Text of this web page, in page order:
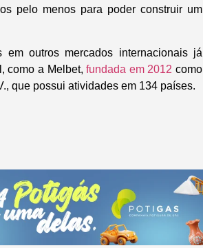
pelo menos para poder construir um
em outros mercados internacionais já
como a Melbet,fundada em 2012 como
que possui atividades em 134 países.